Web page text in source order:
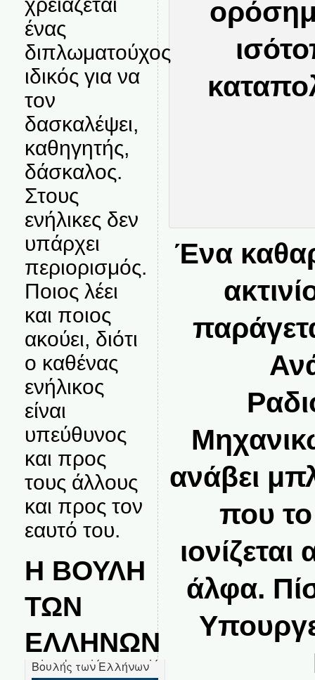
ένας
διπλωματούχος
ιδικός για να
τον
δασκαλέψει,
καθηγητής,
δάσκαλος.
Στους
ενήλικες δεν
υπάρχει
περιορισμός.
Ποιος λέει
και ποιος
ακούει, διότι
ο καθένας
ενήλικος
είναι
υπεύθυνος
και προς
τους άλλους
και προς τον
εαυτό του.
Η ΒΟΥΛΗ
ΤΩΝ
ΕΛΛΗΝΩΝ
Ένα
ανάβει
που το
άλφα.